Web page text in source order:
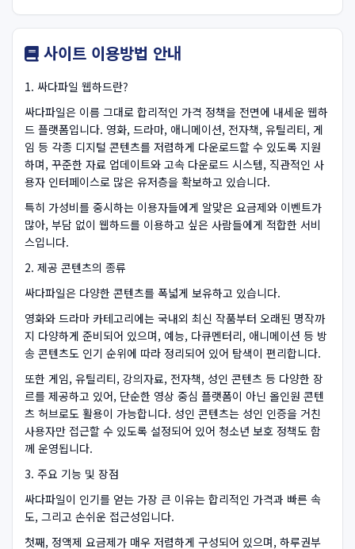
사이트 이용방법 안내
1. 싸다파일 웹하드란?
싸다파일은 이름 그대로 합리적인 가격 정책을 전면에 내세운 웹하
드 플랫폼입니다. 영화, 드라마, 애니메이션, 전자책, 유틸리티, 게
임 등 각종 디지털 콘텐츠를 저렴하게 다운로드할 수 있도록 지원
하며, 꾸준한 자료 업데이트와 고속 다운로드 시스템, 직관적인 사
용자 인터페이스로 많은 유저층을 확보하고 있습니다.
특히 가성비를 중시하는 이용자들에게 알맞은 요금제와 이벤트가
많아, 부담 없이 웹하드를 이용하고 싶은 사람들에게 적합한 서비
스입니다.
2. 제공 콘텐츠의 종류
싸다파일은 다양한 콘텐츠를 폭넓게 보유하고 있습니다.
영화와 드라마 카테고리에는 국내외 최신 작품부터 오래된 명작까
지 다양하게 준비되어 있으며, 예능, 다큐멘터리, 애니메이션 등 방
송 콘텐츠도 인기 순위에 따라 정리되어 있어 탐색이 편리합니다.
또한 게임, 유틸리티, 강의자료, 전자책, 성인 콘텐츠 등 다양한 장
르를 제공하고 있어, 단순한 영상 중심 플랫폼이 아닌 올인원 콘텐
츠 허브로도 활용이 가능합니다. 성인 콘텐츠는 성인 인증을 거친
사용자만 접근할 수 있도록 설정되어 있어 청소년 보호 정책도 함
께 운영됩니다.
3. 주요 기능 및 장점
싸다파일이 인기를 얻는 가장 큰 이유는 합리적인 가격과 빠른 속
도, 그리고 손쉬운 접근성입니다.
첫째, 정액제 요금제가 매우 저렴하게 구성되어 있으며, 하루권부